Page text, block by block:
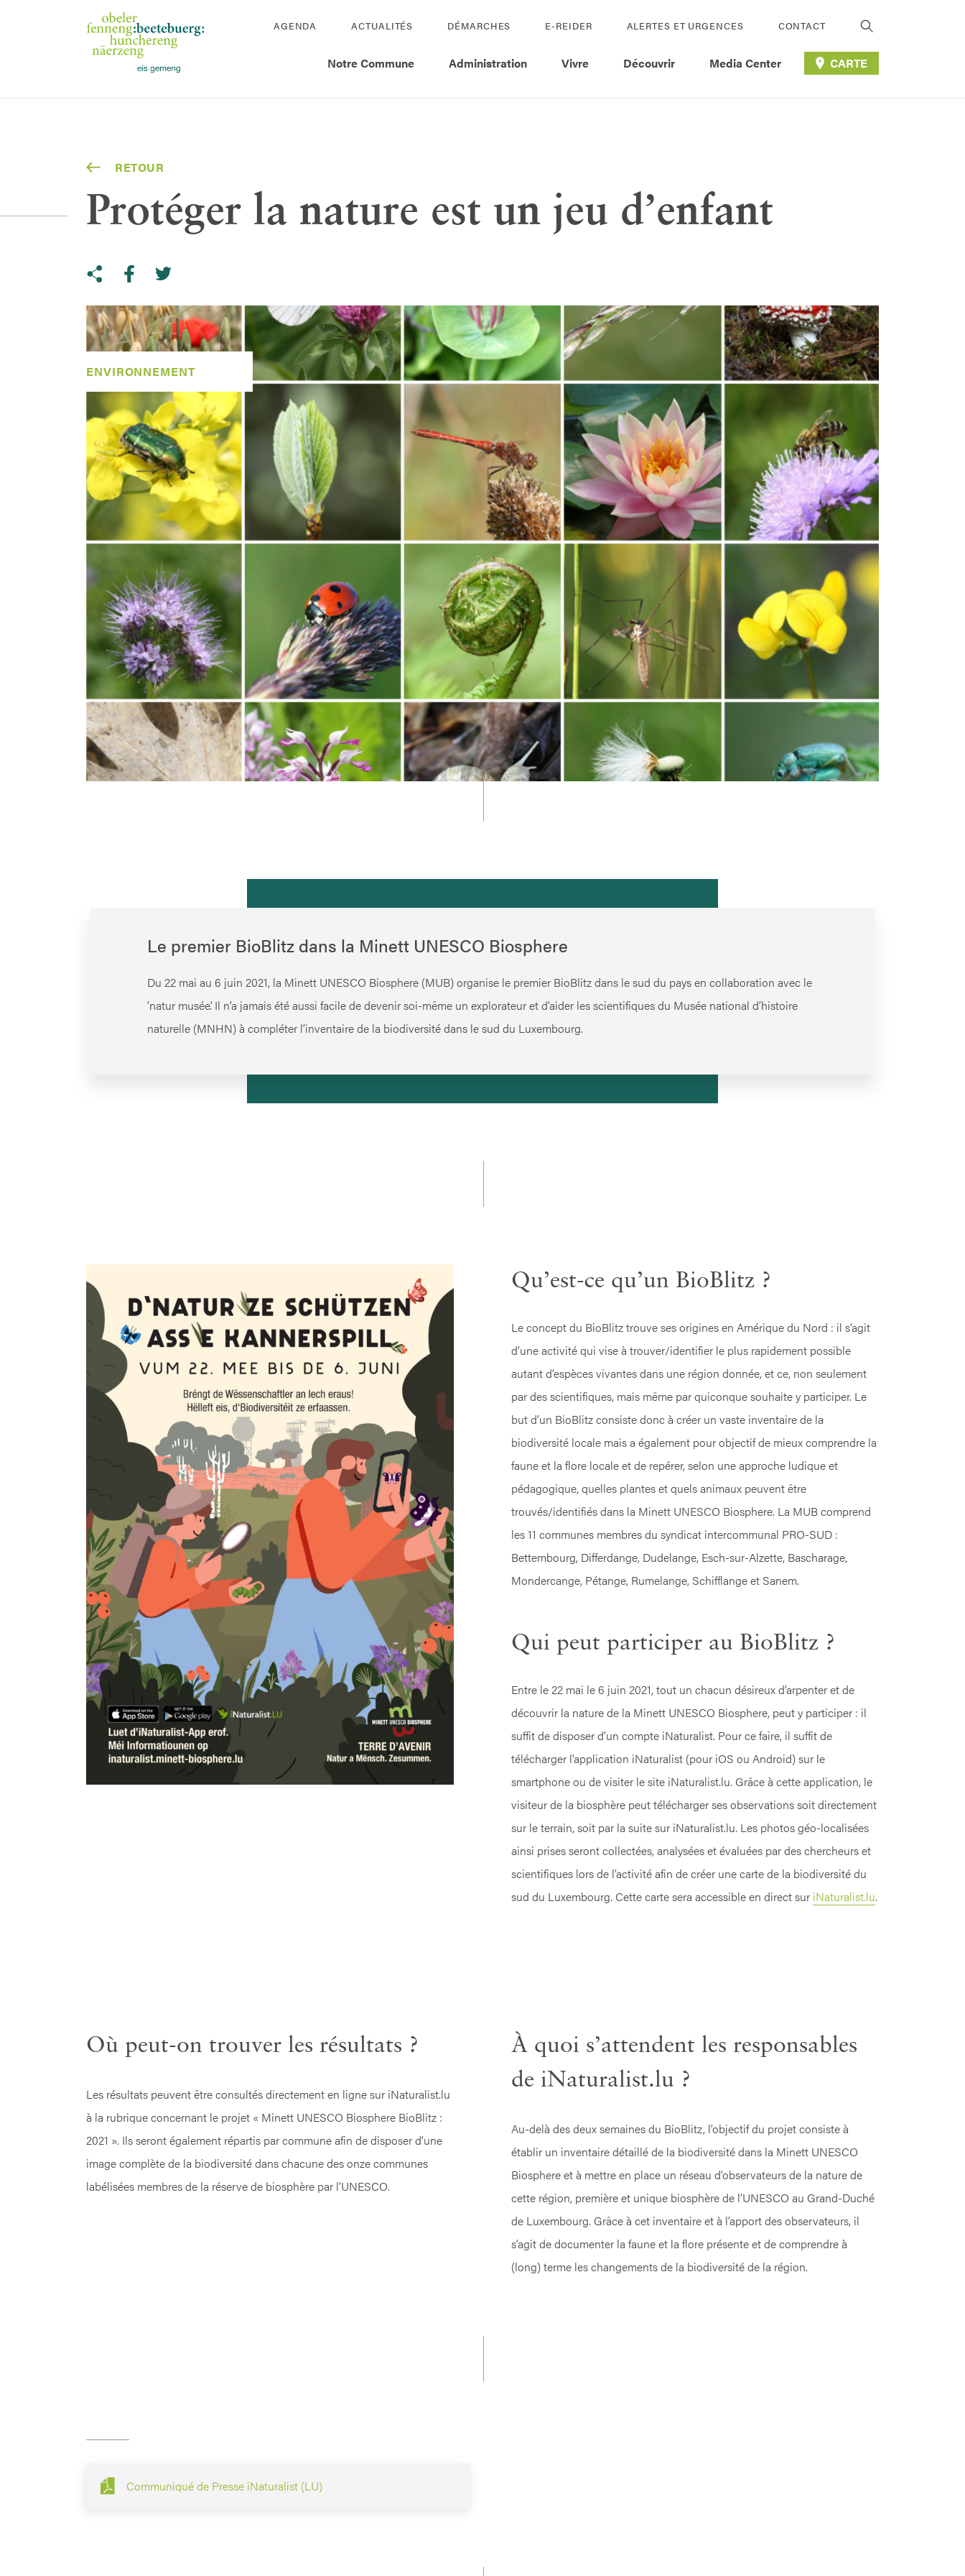
AGENDA ACTUALITÉS DÉMARCHES E-REIDER ALERTES ET URGENCES CONTACT
Notre Commune Administration Vivre Découvrir Media Center CARTE
RETOUR
Protéger la nature est un jeu d’enfant
Share on facebook
ENVIRONNEMENT
Le premier BioBlitz dans la Minett UNESCO Biosphere
Du 22 mai au 6 juin 2021, la Minett UNESCO Biosphere (MUB) organise le premier BioBlitz dans le sud du pays en collaboration avec le
‘natur musée’. Il n’a jamais été aussi facile de devenir soi-même un explorateur et d’aider les scientifiques du Musée national d’histoire
naturelle (MNHN) à compléter l’inventaire de la biodiversité dans le sud du Luxembourg.
Qu’est-ce qu’un BioBlitz ?
Le concept du BioBlitz trouve ses origines en Amérique du Nord : il s’agit
d’une activité qui vise à trouver/identifier le plus rapidement possible
autant d’espèces vivantes dans une région donnée, et ce, non seulement
par des scientifiques, mais même par quiconque souhaite y participer. Le
but d’un BioBlitz consiste donc à créer un vaste inventaire de la
biodiversité locale mais a également pour objectif de mieux comprendre la
faune et la flore locale et de repérer, selon une approche ludique et
pédagogique, quelles plantes et quels animaux peuvent être
trouvés/identifiés dans la Minett UNESCO Biosphere. La MUB comprend
les 11 communes membres du syndicat intercommunal PRO-SUD :
Bettembourg, Differdange, Dudelange, Esch-sur-Alzette, Bascharage,
Mondercange, Pétange, Rumelange, Schifflange et Sanem.
Qui peut participer au BioBlitz ?
Entre le 22 mai le 6 juin 2021, tout un chacun désireux d’arpenter et de
découvrir la nature de la Minett UNESCO Biosphere, peut y participer : il
suffit de disposer d’un compte iNaturalist. Pour ce faire, il suffit de
télécharger l’application iNaturalist (pour iOS ou Android) sur le
smartphone ou de visiter le site iNaturalist.lu. Grâce à cette application, le
visiteur de la biosphère peut télécharger ses observations soit directement
sur le terrain, soit par la suite sur iNaturalist.lu. Les photos géo-localisées
ainsi prises seront collectées, analysées et évaluées par des chercheurs et
scientifiques lors de l’activité afin de créer une carte de la biodiversité du
sud du Luxembourg. Cette carte sera accessible en direct sur iNaturalist.lu.
Où peut-on trouver les résultats ?
Les résultats peuvent être consultés directement en ligne sur iNaturalist.lu
à la rubrique concernant le projet « Minett UNESCO Biosphere BioBlitz :
2021 ». Ils seront également répartis par commune afin de disposer d’une
image complète de la biodiversité dans chacune des onze communes
labélisées membres de la réserve de biosphère par l’UNESCO.
À quoi s’attendent les responsables
de iNaturalist.lu ?
Au-delà des deux semaines du BioBlitz, l’objectif du projet consiste à
établir un inventaire détaillé de la biodiversité dans la Minett UNESCO
Biosphere et à mettre en place un réseau d’observateurs de la nature de
cette région, première et unique biosphère de l’UNESCO au Grand-Duché
de Luxembourg. Grâce à cet inventaire et à l’apport des observateurs, il
s’agit de documenter la faune et la flore présente et de comprendre à
(long) terme les changements de la biodiversité de la région.
Communiqué de Presse iNaturalist (LU)